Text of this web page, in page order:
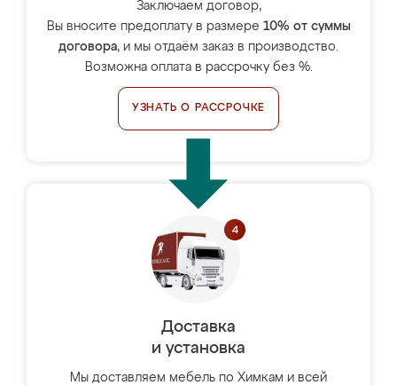
Заключаем договор,
Вы вносите предоплату в размере 10% от суммы
договора, и мы отдаём заказ в производство.
Возможна оплата в рассрочку без %.
УЗНАТЬ О РАССРОЧКЕ
Доставка
и установка
Мы доставляем мебель по Химкам и всей